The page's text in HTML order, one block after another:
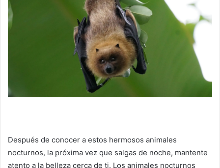
Después de conocer a estos hermosos animales
nocturnos, la próxima vez que salgas de noche, mantente
atento a la belleza cerca de ti. Los animales nocturnos